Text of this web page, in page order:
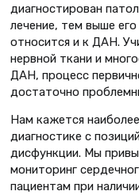
диагностирован
лечение, тем выше
относится и к ДАН.
нервной ткани и
ДАН, процесс
достаточно
Нам кажется
диагностике с
дисфункции. Мы
мониторинг
пациентам при